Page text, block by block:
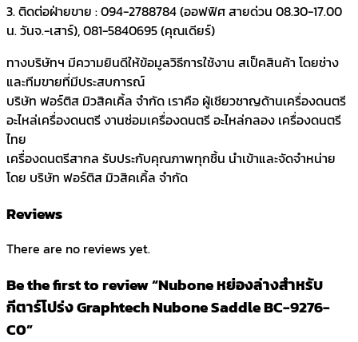
3. ติดต่อฝ่ายขาย : 094-2788784 (ออฟฟิศ สายด่วน 08.30-17.00
น. วันจ.-เสาร์), 081-5840695 (คุณเดียร์)
ทางบริษัทฯ มีความยินดีให้ข้อมูลวิธีการใช้งาน สเป็คสินค้า โดยช่าง
และทีมขายที่มีประสบการณ์
บริษัท ฟอร์ติส มิวสิคเคิ้ล จำกัด เราคือ ผู้เชียวชาญด้านเครื่องดนตรี
อะไหล่เครื่องดนตรี งานซ่อมเครื่องดนตรี อะไหล่กลอง เครื่องดนตรี
ไทย
เครื่องดนตรีสากล รับประกับคุณภาพทุกชิ้น นำเข้าและจัดจำหน่าย
โดย บริษัท ฟอร์ติส มิวสิคเคิ้ล จำกัด
Reviews
There are no reviews yet.
Be the first to review “Nubone หย่องล่างสำหรับ
กีตาร์โปร่ง Graphtech Nubone Saddle BC-9276-
C0”